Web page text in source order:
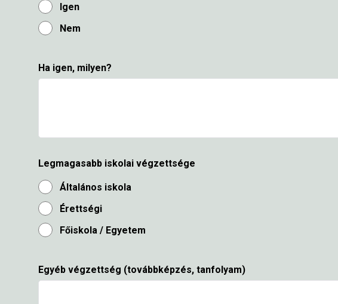
Igen
Nem
Ha igen, milyen?
Legmagasabb iskolai végzettsége
Általános iskola
Érettségi
Főiskola / Egyetem
Egyéb végzettség (továbbképzés, tanfolyam)